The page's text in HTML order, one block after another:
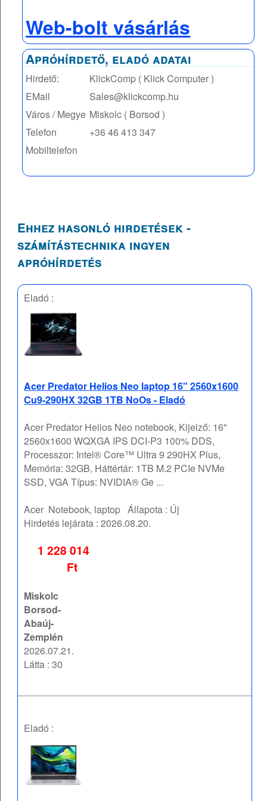
Web-bolt vásárlás
Apróhírdető, eladó adatai
Hirdető:
KlickComp ( Klick Computer )
EMail
Sales@klickcomp.hu
Város / Megye Miskolc ( Borsod )
Telefon
+36 46 413 347
Mobiltelefon
Ehhez hasonló hirdetések -
számítástechnika ingyen
apróhírdetés
Eladó :
Acer Predator Helios Neo laptop 16" 2560x1600
Cu9-290HX 32GB 1TB NoOs - Eladó
Acer Predator Helios Neo notebook, Kijelző: 16"
2560x1600 WQXGA IPS DCI-P3 100% DDS,
Processzor: Intel® Core™ Ultra 9 290HX Plus,
Memória: 32GB, Háttértár: 1TB M.2 PCIe NVMe
SSD, VGA Típus: NVIDIA® Ge ...
Acer Notebook, laptop Állapota : Új
Hirdetés lejárata :2026.08.20.
1 228 014
Ft
Miskolc
Borsod-
Abaúj-
Zemplén
2026.07.21.
Látta : 30
Eladó :